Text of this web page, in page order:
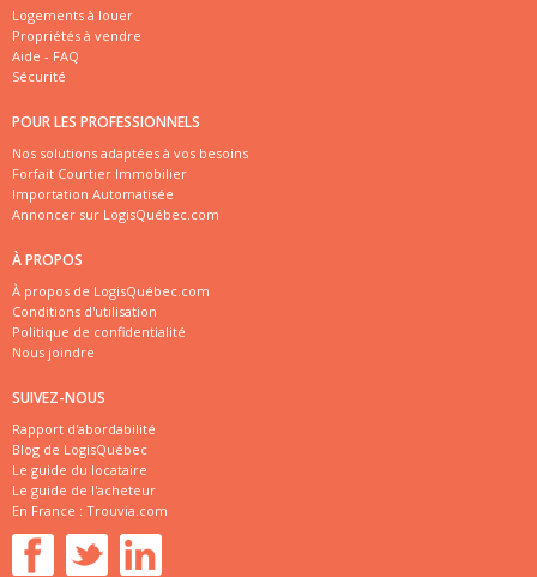
Logements à louer
Propriétés à vendre
Aide - FAQ
Sécurité
POUR LES PROFESSIONNELS
Nos solutions adaptées à vos besoins
Forfait Courtier Immobilier
Importation Automatisée
Annoncer sur LogisQuébec.com
À PROPOS
À propos de LogisQuébec.com
Conditions d'utilisation
Politique de confidentialité
Nous joindre
SUIVEZ-NOUS
Rapport d'abordabilité
Blog de LogisQuébec
Le guide du locataire
Le guide de l'acheteur
En France : Trouvia.com